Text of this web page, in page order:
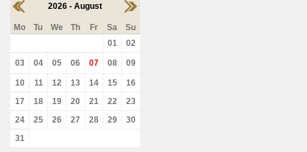
2026 - August
Mo Tu We Th Fr Sa
Su
01
02
03 04 05 06 07 08 09
10 11 12 13 14 15
16
17
18 19 20 21 22
23
24
25 26 27 28 29
30
31